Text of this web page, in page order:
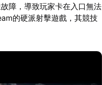
障，導致玩家卡在入口無法
的硬派射擊遊戲，其競技